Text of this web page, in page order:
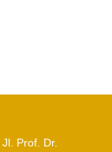
Jl. Prof. Dr.